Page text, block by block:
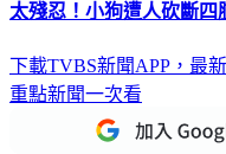
太殘忍！小狗遭人砍斷
下載TVBS新聞APP，最
重點新聞一次看